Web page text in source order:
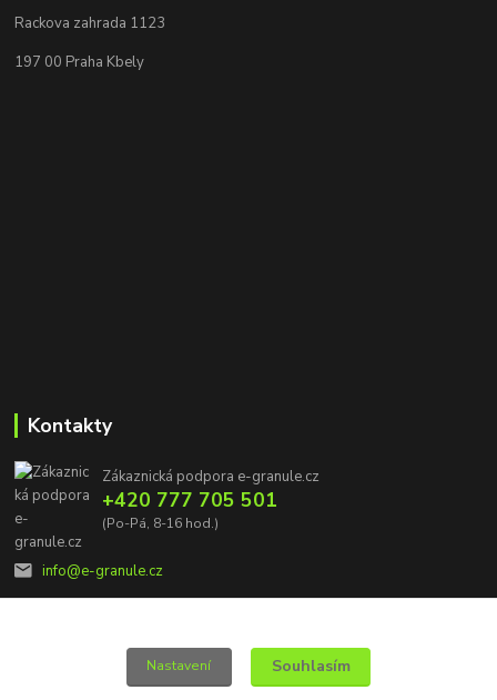
Rackova zahrada 1123
197 00 Praha Kbely
Kontakty
Zákaznická podpora e-granule.cz
+420 777 705 501
(Po-Pá, 8-16 hod.)
info@e-granule.cz
Nastavení Souhlasím